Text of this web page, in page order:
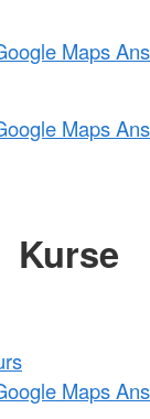
Maps
Maps
Kurse
Maps